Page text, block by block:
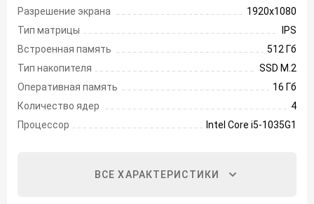
Разрешение экрана
1920х1080
Тип матрицы
IPS
Встроенная память
512 Гб
Тип накопителя
SSD M.2
Оперативная память
16 Гб
Количество ядер
4
Процессор
Intel Core i5-1035G1
ВСЕ ХАРАКТЕРИСТИКИ